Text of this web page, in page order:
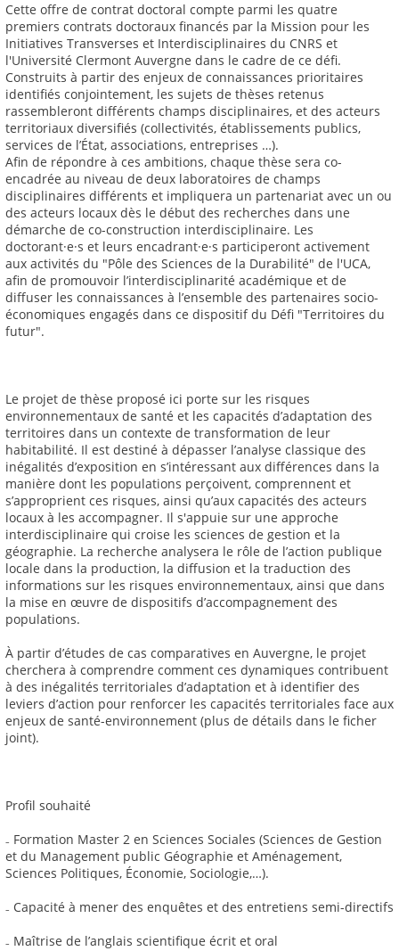
Cette offre de contrat doctoral compte parmi les quatre
premiers contrats doctoraux financés par la Mission pour les
Initiatives Transverses et Interdisciplinaires du CNRS et
l'Université Clermont Auvergne dans le cadre de ce défi.
Construits à partir des enjeux de connaissances prioritaires
identifiés conjointement, les sujets de thèses retenus
rassembleront différents champs disciplinaires, et des acteurs
territoriaux diversifiés (collectivités, établissements publics,
services de l’État, associations, entreprises …).
Afin de répondre à ces ambitions, chaque thèse sera co-
encadrée au niveau de deux laboratoires de champs
disciplinaires différents et impliquera un partenariat avec un ou
des acteurs locaux dès le début des recherches dans une
démarche de co-construction interdisciplinaire. Les
doctorant·e·s et leurs encadrant·e·s participeront activement
aux activités du "Pôle des Sciences de la Durabilité" de l'UCA,
afin de promouvoir l’interdisciplinarité académique et de
diffuser les connaissances à l’ensemble des partenaires socio-
économiques engagés dans ce dispositif du Défi "Territoires du
futur".
Le projet de thèse proposé ici porte sur les risques
environnementaux de santé et les capacités d’adaptation des
territoires dans un contexte de transformation de leur
habitabilité. Il est destiné à dépasser l’analyse classique des
inégalités d’exposition en s’intéressant aux différences dans la
manière dont les populations perçoivent, comprennent et
s’approprient ces risques, ainsi qu’aux capacités des acteurs
locaux à les accompagner. Il s'appuie sur une approche
interdisciplinaire qui croise les sciences de gestion et la
géographie. La recherche analysera le rôle de l’action publique
locale dans la production, la diffusion et la traduction des
informations sur les risques environnementaux, ainsi que dans
la mise en œuvre de dispositifs d’accompagnement des
populations.
À partir d’études de cas comparatives en Auvergne, le projet
cherchera à comprendre comment ces dynamiques contribuent
à des inégalités territoriales d’adaptation et à identifier des
leviers d’action pour renforcer les capacités territoriales face aux
enjeux de santé-environnement (plus de détails dans le ficher
joint).
Profil souhaité
₋ Formation Master 2 en Sciences Sociales (Sciences de Gestion
et du Management public Géographie et Aménagement,
Sciences Politiques, Économie, Sociologie,…).
₋ Capacité à mener des enquêtes et des entretiens semi-directifs
₋ Maîtrise de l’anglais scientifique écrit et oral